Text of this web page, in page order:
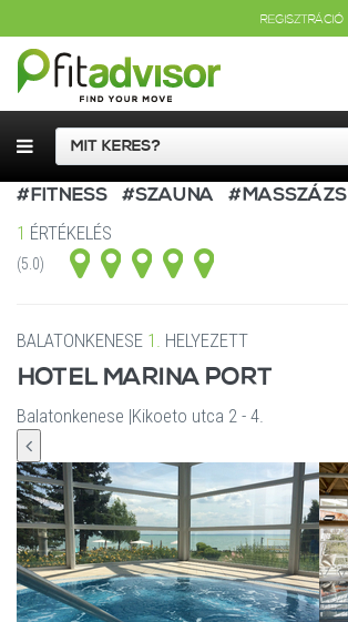
REGISZTRÁCIÓ
#FITNESS #SZAUNA #MASSZÁZS
1 ÉRTÉKELÉS
(5.0)
BALATONKENESE 1. HELYEZETT
HOTEL MARINA PORT
Balatonkenese |Kikoeto utca 2 - 4.